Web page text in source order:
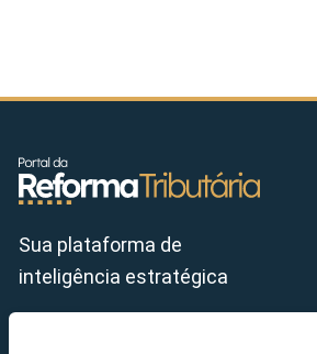
Sua plataforma de
inteligência estratégica